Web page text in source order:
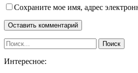
Сохраните мое имя, адрес
Интересное: